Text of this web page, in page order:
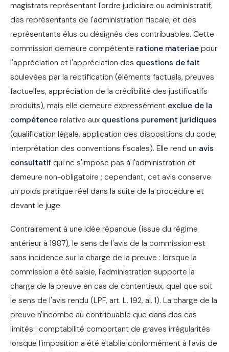
magistrats représentant l'ordre judiciaire ou administratif,
des représentants de l'administration fiscale, et des
représentants élus ou désignés des contribuables. Cette
commission demeure compétente ratione materiae pour
l'appréciation et l'appréciation des questions de fait
soulevées par la rectification (éléments factuels, preuves
factuelles, appréciation de la crédibilité des justificatifs
produits), mais elle demeure expressément exclue de la
compétence relative aux questions purement juridiques
(qualification légale, application des dispositions du code,
interprétation des conventions fiscales). Elle rend un avis
consultatif qui ne s'impose pas à l'administration et
demeure non-obligatoire ; cependant, cet avis conserve
un poids pratique réel dans la suite de la procédure et
devant le juge.
Contrairement à une idée répandue (issue du régime
antérieur à 1987), le sens de l'avis de la commission est
sans incidence sur la charge de la preuve : lorsque la
commission a été saisie, l'administration supporte la
charge de la preuve en cas de contentieux, quel que soit
le sens de l'avis rendu (LPF, art. L. 192, al. 1). La charge de la
preuve n'incombe au contribuable que dans des cas
limités : comptabilité comportant de graves irrégularités
lorsque l'imposition a été établie conformément à l'avis de